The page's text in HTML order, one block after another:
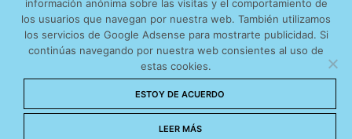
AVISO LEGAL CONTACTO
POLÍTICA DE COOKIES
POLÍTICA DE PRIVACIDAD
© 2026 CinemaNet. Designed by
información anónima sobre las visitas y el comportamiento de
los usuarios que navegan por nuestra web. También utilizamos
los servicios de Google Adsense para mostrarte publicidad. Si
continúas navegando por nuestra web consientes al uso de
estas cookies.
ESTOY DE ACUERDO
LEER MÁS
más os interesan. Puede cambiar las preferencias y
obtener más información sobre las cookies que
utilizamos en nuestra Política de cookies
Aceptar cookies
No permitir cookies